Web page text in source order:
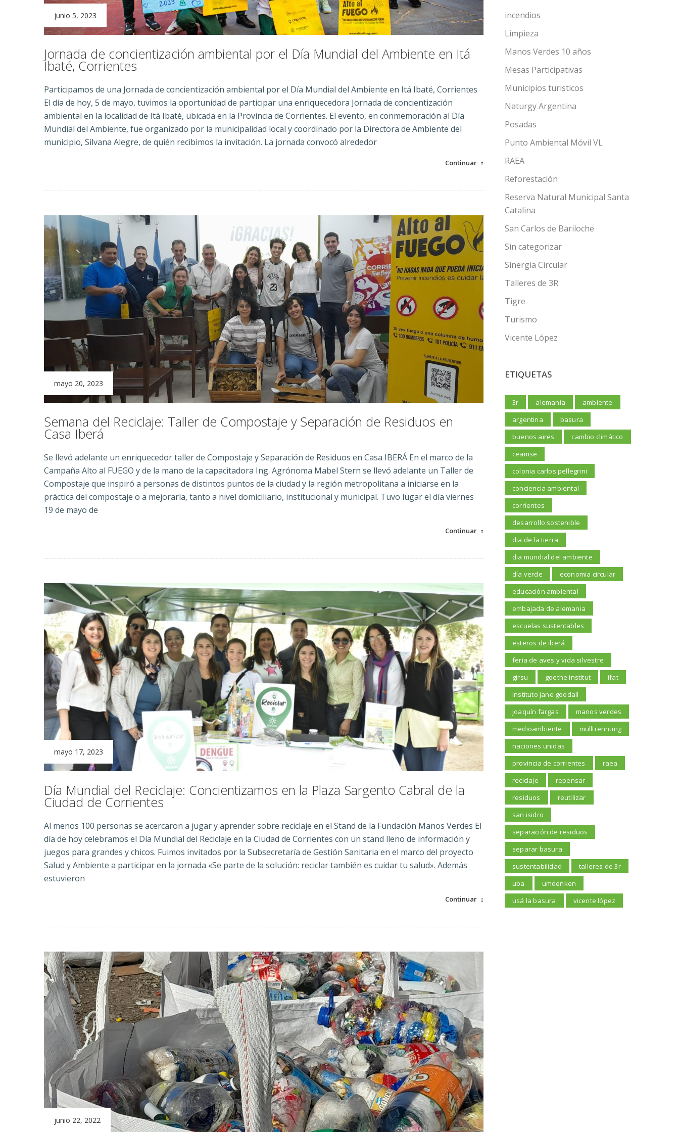
junio 5, 2023
Jornada de concientización ambiental por el Día Mundial del Ambiente en Itá
Ibaté, Corrientes
Participamos de una Jornada de concientización ambiental por el Día Mundial del Ambiente en Itá Ibaté, Corrientes
El día de hoy, 5 de mayo, tuvimos la oportunidad de participar una enriquecedora Jornada de concientización
ambiental en la localidad de Itá Ibaté, ubicada en la Provincia de Corrientes. El evento, en conmemoración al Día
Mundial del Ambiente, fue organizado por la municipalidad local y coordinado por la Directora de Ambiente del
municipio, Silvana Alegre, de quién recibimos la invitación. La jornada convocó alrededor
Continuar
mayo 20, 2023
Semana del Reciclaje: Taller de Compostaje y Separación de Residuos en
Casa Iberá
Se llevó adelante un enriquecedor taller de Compostaje y Separación de Residuos en Casa IBERÁ En el marco de la
Campaña Alto al FUEGO y de la mano de la capacitadora Ing. Agrónoma Mabel Stern se llevó adelante un Taller de
Compostaje que inspiró a personas de distintos puntos de la ciudad y la región metropolitana a iniciarse en la
práctica del compostaje o a mejorarla, tanto a nivel domiciliario, institucional y municipal. Tuvo lugar el día viernes
19 de mayo de
Continuar
mayo 17, 2023
Día Mundial del Reciclaje: Concientizamos en la Plaza Sargento Cabral de la
Ciudad de Corrientes
Al menos 100 personas se acercaron a jugar y aprender sobre reciclaje en el Stand de la Fundación Manos Verdes El
día de hoy celebramos el Día Mundial del Reciclaje en la Ciudad de Corrientes con un stand lleno de información y
juegos para grandes y chicos. Fuimos invitados por la Subsecretaría de Gestión Sanitaria en el marco del proyecto
Salud y Ambiente a participar en la jornada «Se parte de la solución: reciclar también es cuidar tu salud». Además
estuvieron
Continuar
junio 22, 2022
incendios
Limpieza
Manos Verdes 10 años
Mesas Participativas
Municipios turisticos
Naturgy Argentina
Posadas
Punto Ambiental Móvil VL
RAEA
Reforestación
Reserva Natural Municipal Santa
Catalina
San Carlos de Bariloche
Sin categorizar
Sinergia Circular
Talleres de 3R
Tigre
Turismo
Vicente López
ETIQUETAS
3r alemania
ambiente
argentina
basura
buenos aires
cambio climático
ceamse
colonia carlos pellegrini
conciencia ambiental
corrientes
desarrollo sostenible
dia de la tierra
dia mundial del ambiente
día verde
economia circular
educación ambiental
embajada de alemania
escuelas sustentables
esteros de iberá
feria de aves y vida silvestre
girsu
goethe institut
ifat
instituto jane goodall
joaquín fargas
manos verdes
medioambiente
mülltrennung
naciones unidas
provincia de corrientes
raea
reciclaje
repensar
residuos
reutilizar
san isidro
separación de residuos
separar basura
sustentabilidad
talleres de 3r
uba
umdenken
usá la basura
vicente lópez